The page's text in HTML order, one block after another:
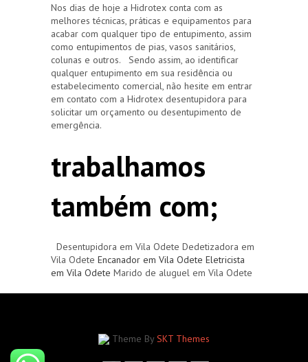
Nos dias de hoje a Hidrotex conta com as
melhores técnicas, práticas e equipamentos para
acabar com qualquer tipo de entupimento, assim
como entupimentos de pias, vasos sanitários,
colunas e outros. Sendo assim, ao identificar
qualquer entupimento em sua residência ou
estabelecimento comercial, não hesite em entrar
em contato com a Hidrotex desentupidora para
solicitar um orçamento ou desentupimento de
emergência.
trabalhamos
também com;
Desentupidora em Vila Odete Dedetizadora em
Vila Odete Encanador em Vila Odete Eletricista
em Vila Odete Marido de aluguel em Vila Odete
Theme By SKT Themes